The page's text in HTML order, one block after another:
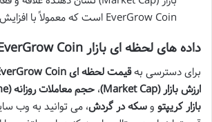
EverGrow Coin است که معمولاً با افزایش قیمت همراه است.
داده های لحظه ای بازار EverGrow Coin
برای دسترسی بهقیمت لحظه ای EverGrow Coin
ارزش بازار (Market Cap)
، حجم معاملات روزانه (24h Volume)
بازار کریپتو وسکه در گردش، می توانید به وب